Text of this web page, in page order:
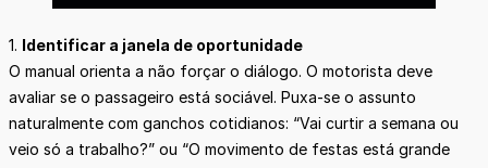
1. Identificar a janela de oportunidade
O manual orienta a não forçar o diálogo. O motorista deve
avaliar se o passageiro está sociável. Puxa-se o assunto
naturalmente com ganchos cotidianos: “Vai curtir a semana ou
veio só a trabalho?” ou “O movimento de festas está grande